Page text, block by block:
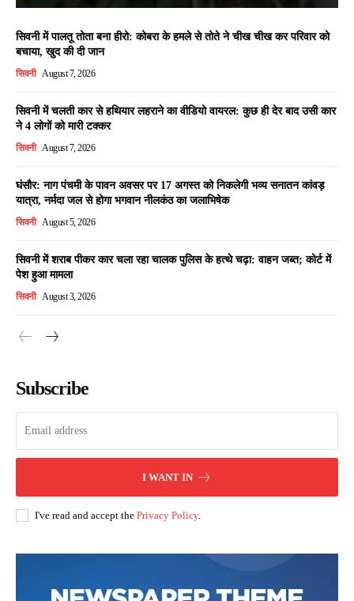
सिवनी में पालतू तोता बना हीरो: कोबरा के हमले से तोते ने चीख चीख कर परिवार को
बचाया, खुद की दी जान
सिवनी August 7, 2026
सिवनी में चलती कार से हथियार लहराने का वीडियो वायरल: कुछ ही देर बाद उसी कार
ने 4 लोगों को मारी टक्कर
सिवनी August 7, 2026
घंसौर: नाग पंचमी के पावन अवसर पर 17 अगस्त को निकलेगी भव्य सनातन कांवड़
यात्रा, नर्मदा जल से होगा भगवान नीलकंठ का जलाभिषेक
सिवनी August 5, 2026
सिवनी में शराब पीकर कार चला रहा चालक पुलिस के हत्थे चढ़ा: वाहन जब्त; कोर्ट में
पेश हुआ मामला
सिवनी August 3, 2026
Subscribe
I WANT IN
I've read and accept the Privacy Policy.